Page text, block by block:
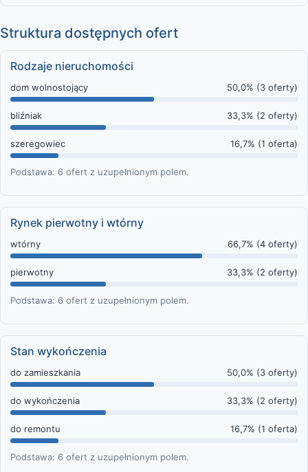
Struktura dostępnych ofert
Rodzaje nieruchomości
dom wolnostojący 50,0% (3 oferty)
bliźniak 33,3% (2 oferty)
szeregowiec 16,7% (1 oferta)
Podstawa: 6 ofert z uzupełnionym polem.
Rynek pierwotny i wtórny
wtórny 66,7% (4 oferty)
pierwotny 33,3% (2 oferty)
Podstawa: 6 ofert z uzupełnionym polem.
Stan wykończenia
do zamieszkania 50,0% (3 oferty)
do wykończenia 33,3% (2 oferty)
do remontu 16,7% (1 oferta)
Podstawa: 6 ofert z uzupełnionym polem.